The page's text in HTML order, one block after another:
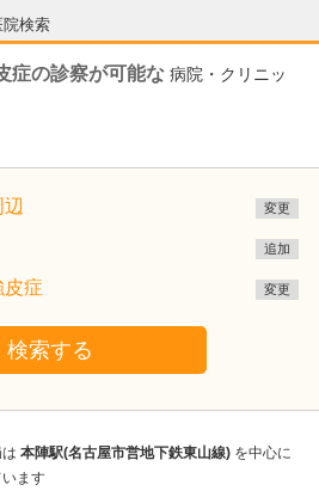
院検索
症の診察が可能な 病院・クリニッ
変更
追加
皮症 変更
検索する
本陣駅(名古屋市営地下鉄東山線) を中心に
ます